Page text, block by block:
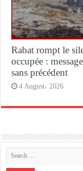
Rabat rompt le
occupée :
sans précédent
4 August، 2026